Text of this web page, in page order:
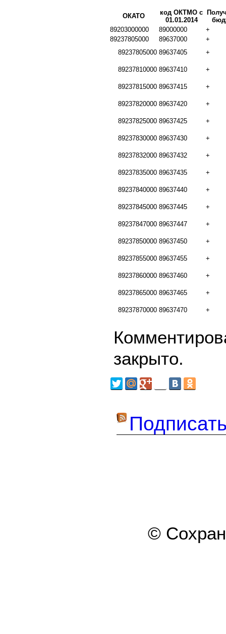
ОКАТО
код ОКТМО с
01.01.2014
89203000000
89000000
+
89237805000
89637000
+
89237805000 89637405 +
89237810000 89637410 +
89237815000 89637415 +
89237820000 89637420 +
89237825000 89637425 +
89237830000 89637430 +
89237832000 89637432 +
89237835000 89637435 +
89237840000 89637440 +
89237845000 89637445 +
89237847000 89637447 +
89237850000 89637450 +
89237855000 89637455 +
89237860000 89637460 +
89237865000 89637465 +
89237870000 89637470 +
закрыто.
©